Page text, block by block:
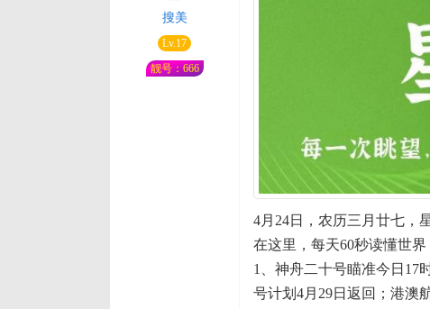
搜美
Lv.17
靓号：666
4月24日，农历三月廿七，
在这里，每天60秒读懂世界
1、神舟二十号瞄准今日17
号计划4月29日返回；港澳